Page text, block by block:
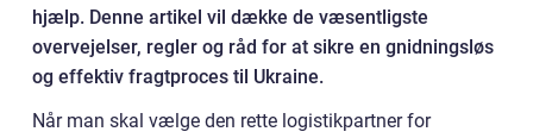
hjælp. Denne artikel vil dække de væsentligste
overvejelser, regler og råd for at sikre en gnidningsløs
og effektiv fragtproces til Ukraine.
Når man skal vælge den rette logistikpartner for